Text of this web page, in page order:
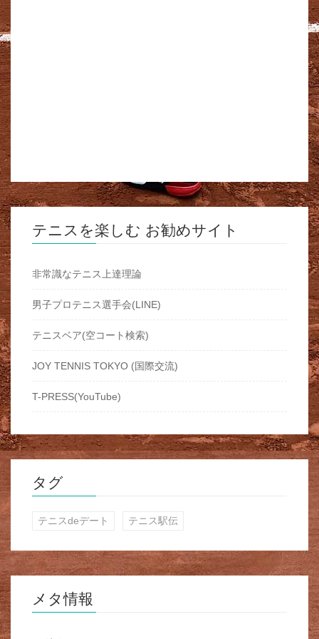
テニスを楽しむ お勧めサイト
非常識なテニス上達理論
男子プロテニス選手会(LINE)
テニスベア(空コート検索)
JOY TENNIS TOKYO (国際交流)
T-PRESS(YouTube)
タグ
テニスdeデート テニス駅伝
メタ情報